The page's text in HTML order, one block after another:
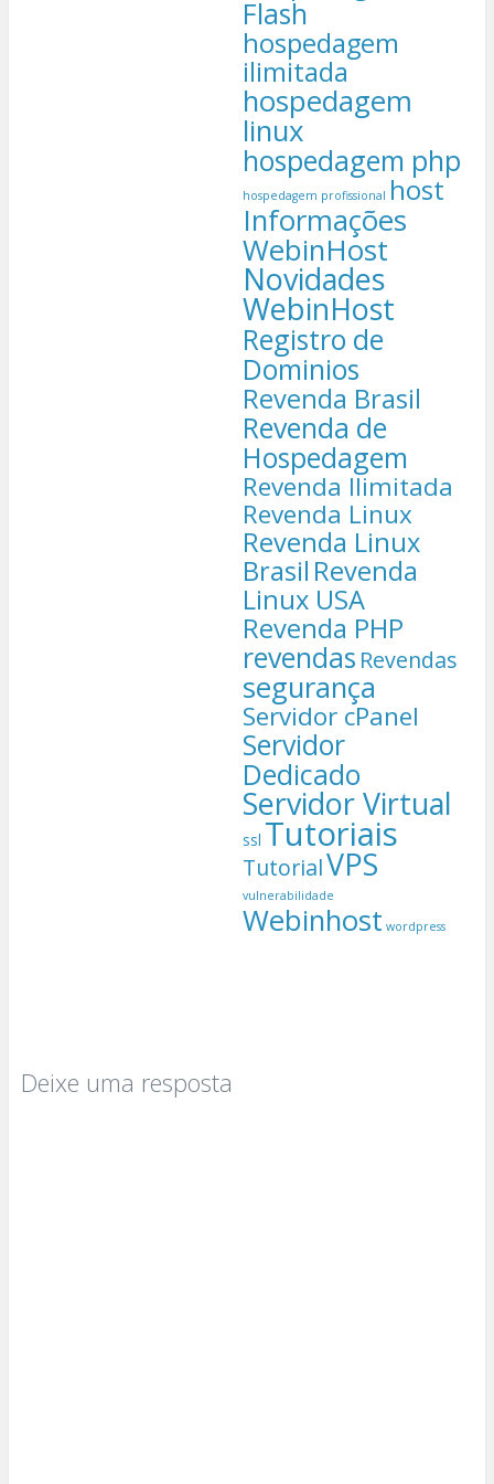
Flash
hospedagem
ilimitada
hospedagem
linux
hospedagem php
hospedagem profissional host
Informações
WebinHost
Novidades
WebinHost
Registro de
Dominios
Revenda Brasil
Revenda de
Hospedagem
Revenda Ilimitada
Revenda Linux
Revenda Linux
Brasil Revenda
Linux USA
Revenda PHP
revendas Revendas
segurança
Servidor cPanel
Servidor
Dedicado
Servidor Virtual
ssl Tutoriais
TutorialVPS
vulnerabilidade
Webinhost wordpress
Deixe uma resposta